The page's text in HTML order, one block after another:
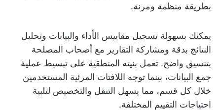
بطريقة منظمة ومرنة.
يمكنك بسهولة تسجيل مقاييس الأداء والبيانات وتحليل
النتائج بدقة ومشاركة التقارير مع أصحاب المصلحة
بتنسيق واضح. تعمل بنيته المنطقية على تبسيط عملية
جمع البيانات، بينما توجه اللافتات المرئية المستخدمين
خلال كل قسم، مما يسهل التنقل والتخصيص لتلبية
احتياجات التقييم المختلفة.